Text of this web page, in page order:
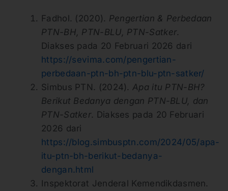
Fadhol. (2020). Pengertian & Perbedaan
PTN-BH, PTN-BLU, PTN-Satker.
Diakses pada 20 Februari 2026 dari
https://sevima.com/pengertian-
perbedaan-ptn-bh-ptn-blu-ptn-satker/
Simbus PTN. (2024). Apa itu PTN-BH?
Berikut Bedanya dengan PTN-BLU, dan
PTN-Satker. Diakses pada 20 Februari
2026 dari
https://blog.simbusptn.com/2024/05/apa-
itu-ptn-bh-berikut-bedanya-
dengan.html
Inspektorat Jenderal Kemendikdasmen.